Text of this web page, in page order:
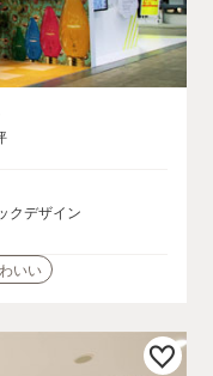
クデザイン
いい